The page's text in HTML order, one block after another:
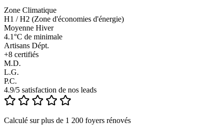
Zone Climatique
H1 / H2 (Zone d'économies d'énergie)
Moyenne Hiver
4.1°C de minimale
Artisans Dépt.
+8 certifiés
M.D.
L.G.
P.C.
4.9/5 satisfaction de nos leads
Calculé sur plus de 1 200 foyers rénovés